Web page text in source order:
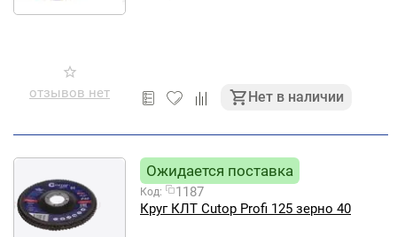
отзывов нет Нет в наличии
Ожидается поставка
Код:
1187
Круг КЛТ Cutop Profi 125 зерно 40